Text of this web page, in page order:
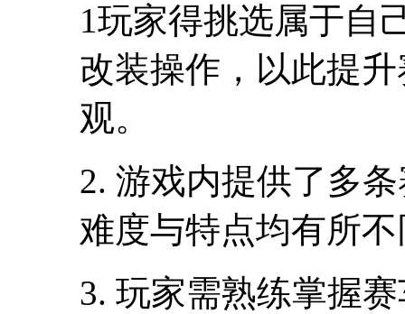
1玩家得挑选属于自
改装操作，以此提
观。
2. 游戏内提供了多
难度与特点均有所
3. 玩家需熟练掌握